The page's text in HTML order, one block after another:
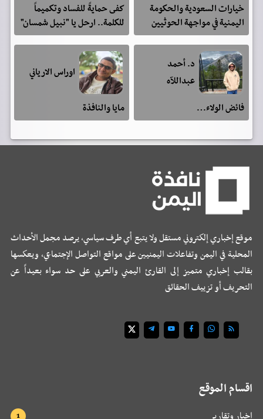
خيارات السعودية والحكومة
اليمنية في مواجهة الحوثيين
كفى حمايةً للفساد وتكميماً
للكلمة.. ارحل يا "نبيل شمسان"
د. أحمد
عبداللآه
فائض الولاء…
اوراس الارياني
مايا والنافذة
موقع إخباري إلكتروني مستقل ولا يتبع أي طرف سياسي، يرصد مجمل الأحداث
المحلية في اليمن وتفاعلات اليمنيين على مواقع التواصل الإجتماعي، ويعكسها
بقالب إخباري متميز إلى القارئ اليمني والعربي على حد سواء بعيداً عن
التحريف أو تزييف الحقائق
اقسام الموقع
اخبار وتقارير